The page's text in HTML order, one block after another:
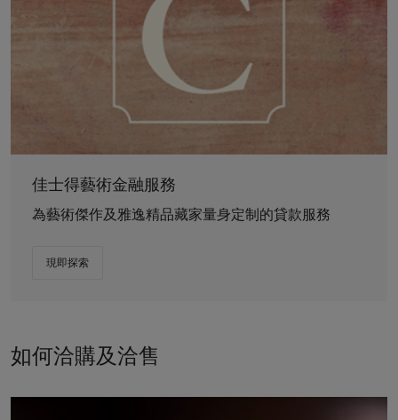
佳士得藝術金融服務
為藝術傑作及雅逸精品藏家量身定制的貸款服務
現即探索
如何洽購及洽售